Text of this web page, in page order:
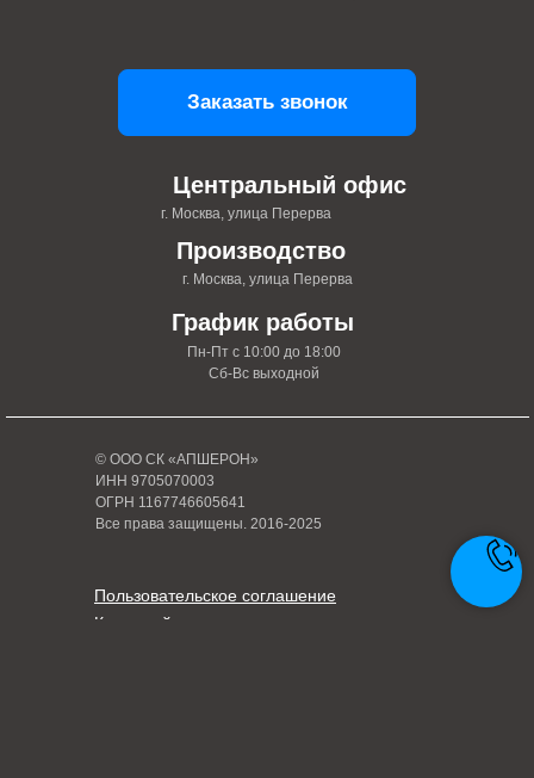
© ООО СК «АПШЕРОН»
ИНН 9705070003
ОГРН 1167746605641
Все права защищены. 2016-2025
Карта сайта
Пользовательское соглашение
Центральный офис
г. Москва, улица Перерва
График работы
Пн-Пт с 10:00 до 18:00
Сб-Вс выходной
Производство
г. Москва, улица Перерва
Заказать звонок